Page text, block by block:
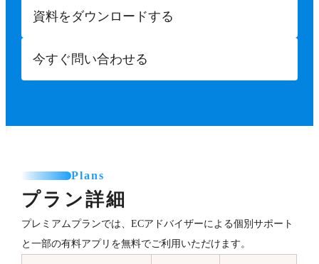
資料をダウンロードする
今すぐ問い合わせる
Plans
プラン詳細
プレミアムプランでは、ECアドバイザーによる個別サポート
と一部の有料アプリを無料でご利用いただけます。